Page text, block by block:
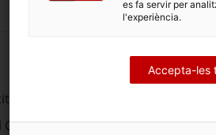
única d'acord amb l'ordre
Català de la Producció
es fa servir per
l'experiència.
Accepta-les